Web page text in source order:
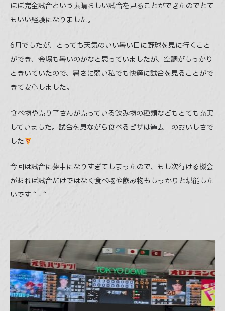
ほぼ完全試合という素晴らしい試合を見ることができたのでとて
もいい経験になりました。
6月でしたが、とっても天気のいい暑い日に野球を見に行くこと
ができ、会場も暑いのかなと思っていましたが、空調がしっかり
ときいていたので、暑さに弱い私でも快適に試合を見ることがで
きて安心しました。
食べ物や売り子さんが売っている飲み物の種類などもとても充実
していました。試合を見ながら食べるピザは過去一のおいしさで
した
今回は試合に夢中になりすぎてしまったので、もし次行ける機会
があれば試合だけではなく食べ物や飲み物もしっかりと堪能した
いです＾-＾